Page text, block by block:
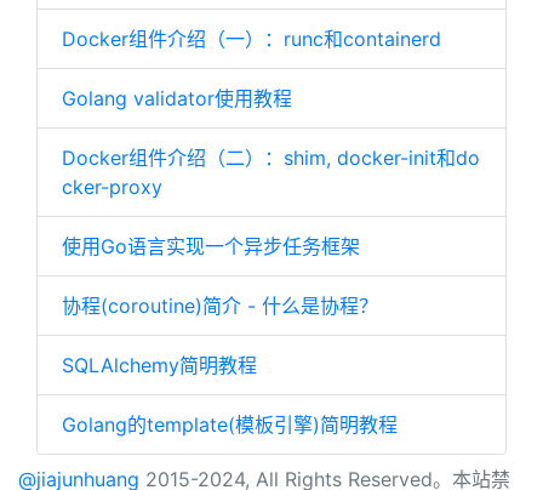
Docker组件介绍（一）：runc和containerd
Golang validator使用教程
Docker组件介绍（二）：shim, docker-init和do
cker-proxy
使用Go语言实现一个异步任务框架
协程(coroutine)简介 - 什么是协程？
SQLAlchemy简明教程
Golang的template(模板引擎)简明教程
@jiajunhuang 2015-2024, All Rights Reserved。本站禁